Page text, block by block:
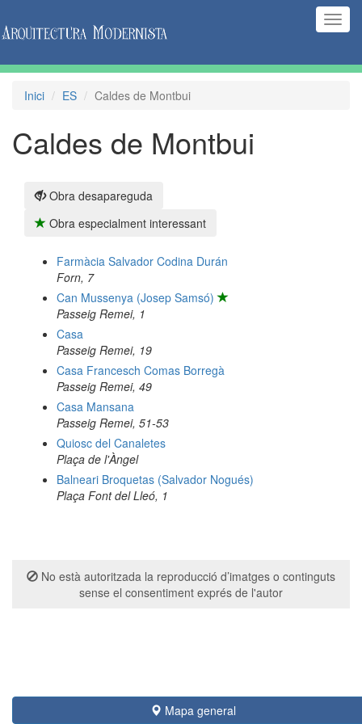
Inici ES Caldes de Montbui
Caldes de Montbui
Obra desapareguda
Obra especialment interessant
Farmàcia Salvador Codina Durán
Forn, 7
Can Mussenya (Josep Samsó)
Passeig Remei, 1
Casa
Passeig Remei, 19
Casa Francesch Comas Borregà
Passeig Remei, 49
Casa Mansana
Passeig Remei, 51-53
Quiosc del Canaletes
Plaça de l'Àngel
Balneari Broquetas (Salvador Nogués)
Plaça Font del Lleó, 1
Mapa general
No està autoritzada la reproducció d’imatges o continguts
sense el consentiment exprés de l'autor